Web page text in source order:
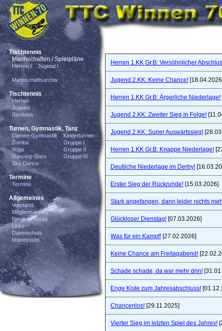
Tischtennis
Mannschaften / Spielpläne
Herren I Jugend I
Mannschaftsarchiv
Tischtennis
Herren
Jugend
Bambinis
Turnen, Gymnastik, Tanz
Damen-Gymnastik
Zumba
Yoga
Dancing-Stars
Sky Dance
Kinderturnen:
Gruppe I
Gruppe II
Gruppe III
Termine
Termine
Allgemeines
Vorstand
Mitgliedsantrag
News / Presse
Links
Datenschutz
Impressum
Herren 1.KK Gr.B: Versöhnlicher
Jugend 2.KK: Keine Chance!
Herren 1.KK Gr.B: Ärgerliche Niederlage!
Jugend 2.KK: Zweiter Sieg in Folge!
Jugend 2.KK: Super Auswärtssieg!
Herren 1.KK Gr.B: Knappe Niederlage!
Deutliche Niederlage im Derby!
Erster Sieg der Rückrunde! [15.03.2026]
Stark angefangen, dann leider nichts
Glückloser Dienstag! [07.03.2026]
Was für ein Kampf! [27.02.2026]
Keine Chance am Freitagabend!
Schade schade, da war mehr drin!
Enge Kiste zum Jahresabschluss!
Chancenlos! [29.11.2025]
Vierter Sieg im letzten Spiel des Jahres!